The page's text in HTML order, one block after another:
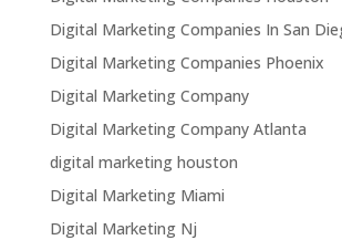
Digital Marketing Companies In San
Digital Marketing Companies Phoenix
Digital Marketing Company
Digital Marketing Company Atlanta
digital marketing houston
Digital Marketing Miami
Digital Marketing Nj